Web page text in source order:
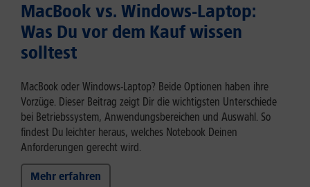
MacBook vs. Windows-Laptop:
Was Du vor dem Kauf wissen
solltest
MacBook oder Windows-Laptop? Beide Optionen haben ihre
Vorzüge. Dieser Beitrag zeigt Dir die wichtigsten Unterschiede
bei Betriebssystem, Anwendungsbereichen und Auswahl. So
findest Du leichter heraus, welches Notebook Deinen
Anforderungen gerecht wird.
Mehr erfahren